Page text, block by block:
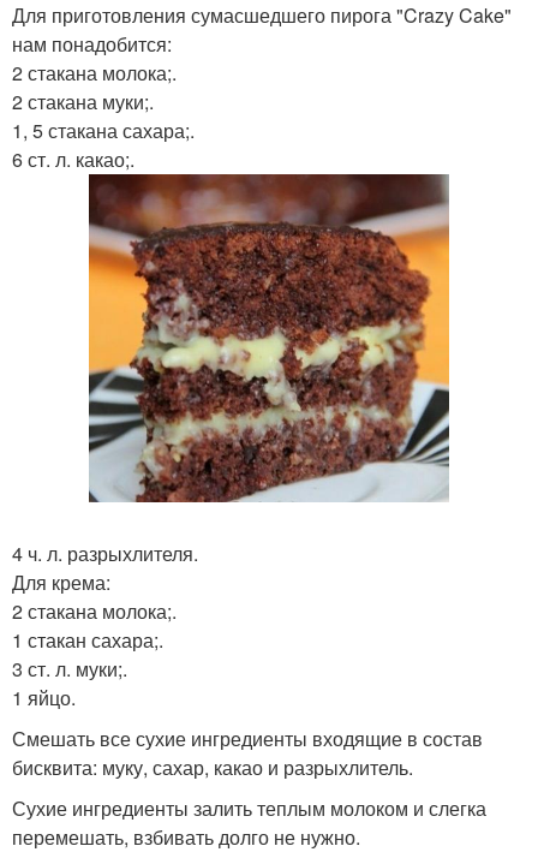
Для приготовления сумасшедшего пирога "Crazy Cake"
нам понадобится:
2 стакана молока;.
2 стакана муки;.
1, 5 стакана сахара;.
6 ст. л. какао;.
4 ч. л. разрыхлителя.
Для крема:
2 стакана молока;.
1 стакан сахара;.
3 ст. л. муки;.
1 яйцо.
Смешать все сухие ингредиенты входящие в состав
бисквита: муку, сахар, какао и разрыхлитель.
Сухие ингредиенты залить теплым молоком и слегка
перемешать, взбивать долго не нужно.